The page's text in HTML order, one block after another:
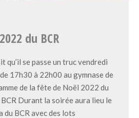
du BCR
qu’il se passe un truc vendredi
17h30 à 22h00 au gymnase de
de la fête de Noël 2022 du
Durant la soirée aura lieu le
BCR avec des lots